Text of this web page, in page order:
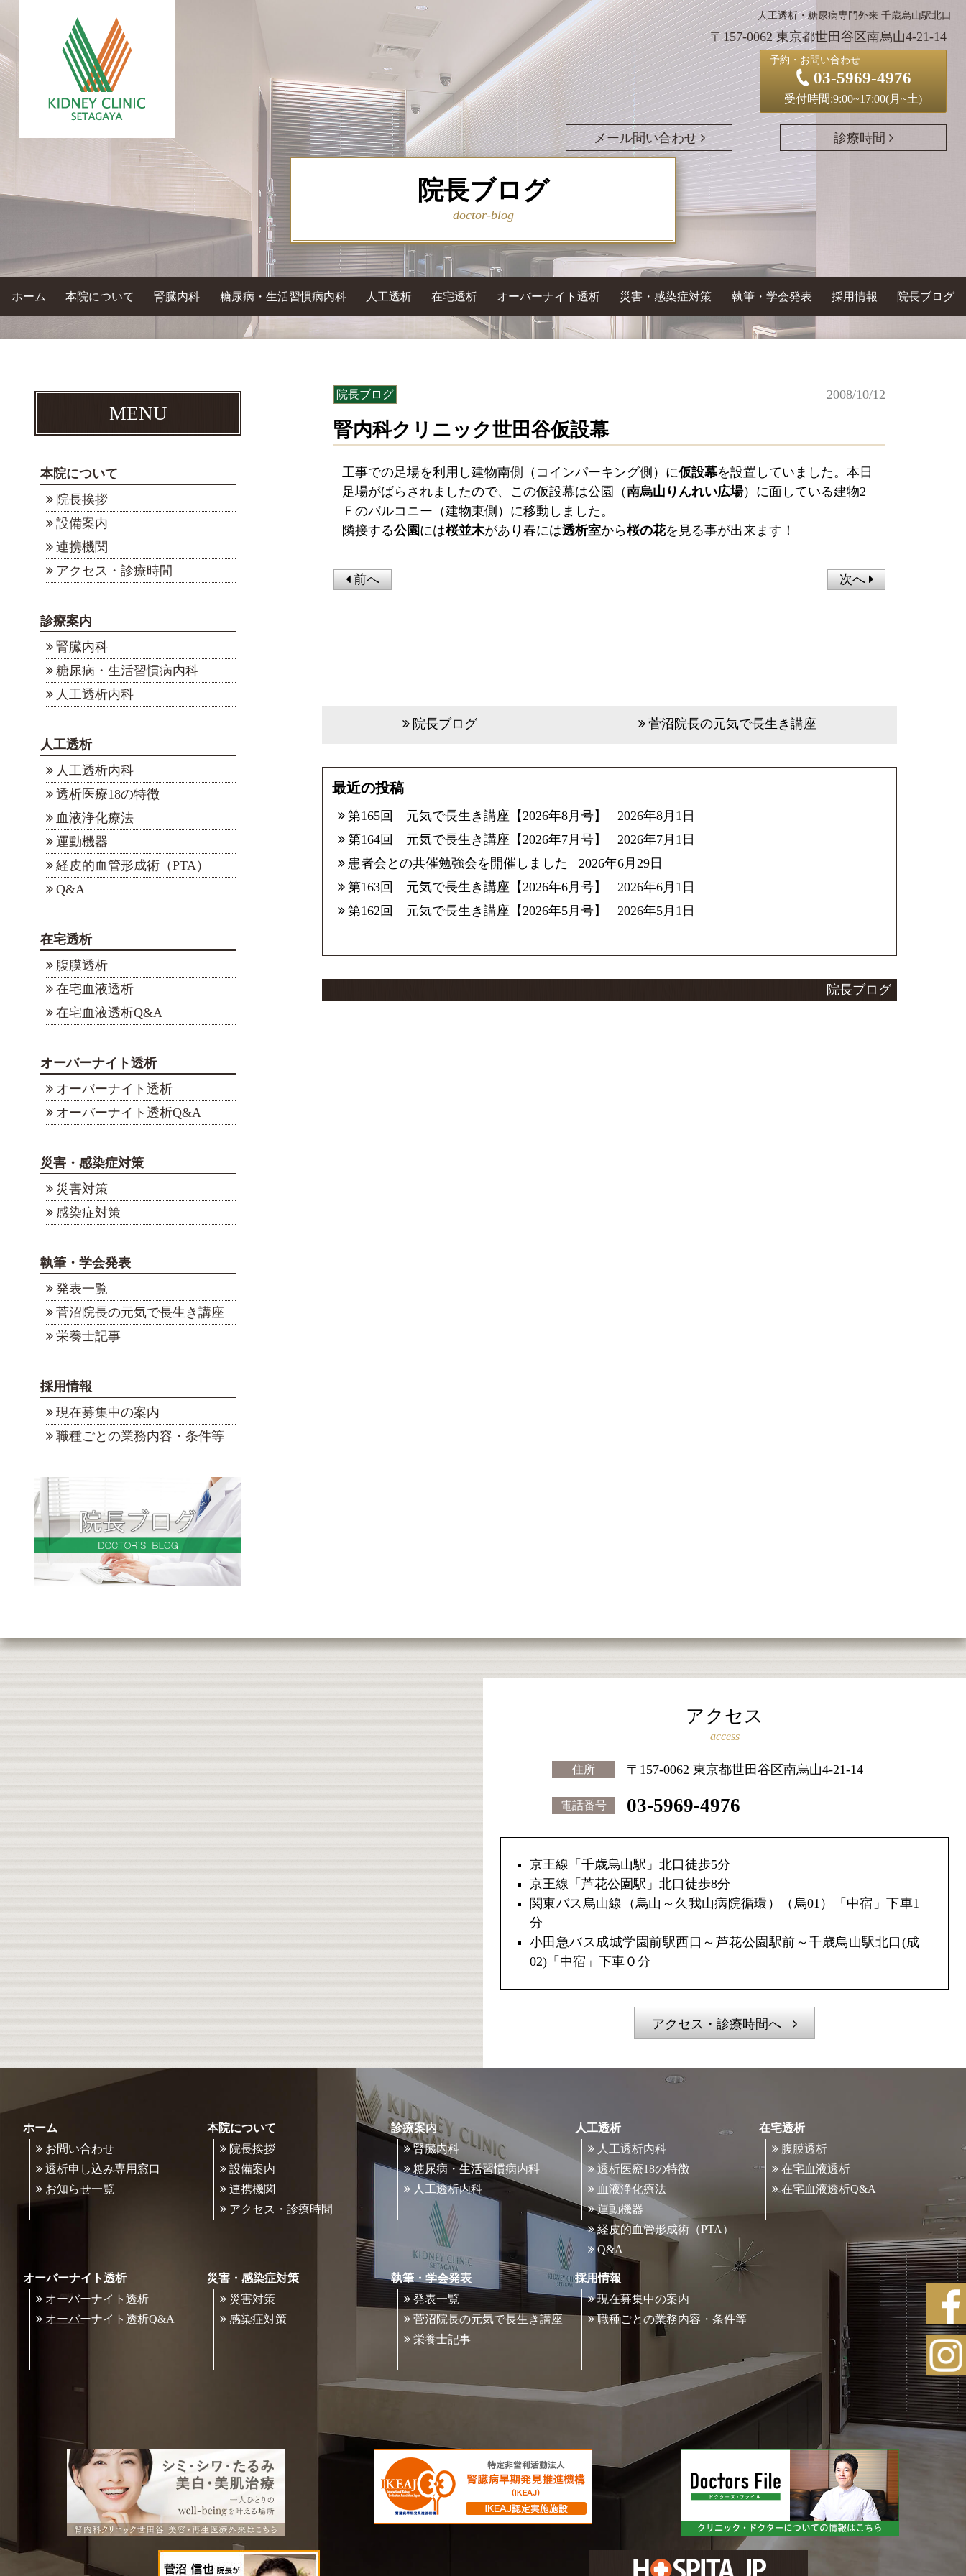
人工透析・糖尿病専門外来 千歳烏山駅北口
〒157-0062 東京都世田谷区南烏山4-21-14
予約・お問い合わせ
03-5969-4976
受付時間:9:00~17:00(月~土)
メール問い合わせ 診療時間
院長ブログ
doctor-blog
ホーム 本院について 腎臓内科 糖尿病・生活習慣病内科 人工透析 在宅透析 オーバーナイト透析 災害・感染症対策 執筆・学会発表 採用情報 院長ブログ
MENU
本院について
院長挨拶
設備案内
連携機関
アクセス・診療時間
診療案内
腎臓内科
糖尿病・生活習慣病内科
人工透析内科
人工透析
人工透析内科
透析医療18の特徴
血液浄化療法
運動機器
経皮的血管形成術（PTA）
Q&A
在宅透析
腹膜透析
在宅血液透析
在宅血液透析Q&A
オーバーナイト透析
オーバーナイト透析
オーバーナイト透析Q&A
災害・感染症対策
災害対策
感染症対策
執筆・学会発表
発表一覧
菅沼院長の元気で長生き講座
栄養士記事
採用情報
現在募集中の案内
職種ごとの業務内容・条件等
腎内科クリニック世田谷仮設幕
院長ブログ 2008/10/12
工事での足場を利用し建物南側（コインパーキング側）に仮設幕を設置していました。本日
足場がばらされましたので、この仮設幕は公園（南烏山りんれい広場）に面している建物2
Ｆのバルコニー（建物東側）に移動しました。
隣接する公園には桜並木があり春には透析室から桜の花を見る事が出来ます ！
前へ 次へ
菅沼院長の元気で長生き講座
院長ブログ
最近の投稿
第165回 元気で長生き講座【2026年8月号】
2026年8月1日
第164回 元気で長生き講座【2026年7月号】
2026年7月1日
患者会との共催勉強会を開催しました
2026年6月29日
第163回 元気で長生き講座【2026年6月号】
2026年6月1日
第162回 元気で長生き講座【2026年5月号】
2026年5月1日
院長ブログ
アクセス
access
住所 〒157-0062 東京都世田谷区南烏山4-21-14
電話番号 03-5969-4976
京王線「千歳烏山駅」北口徒歩5分
京王線「芦花公園駅」北口徒歩8分
関東バス烏山線（烏山～久我山病院循環）（烏01）「中宿」下車1
分
小田急バス成城学園前駅西口～芦花公園駅前～千歳烏山駅北口(成
02)「中宿」下車０分
アクセス・診療時間へ
ホーム
お問い合わせ
透析申し込み専用窓口
お知らせ一覧
本院について
院長挨拶
設備案内
連携機関
アクセス・診療時間
診療案内
腎臓内科
糖尿病・生活習慣病内科
人工透析内科
人工透析
人工透析内科
透析医療18の特徴
血液浄化療法
運動機器
経皮的血管形成術（PTA）
Q&A
在宅透析
腹膜透析
在宅血液透析
在宅血液透析Q&A
オーバーナイト透析
オーバーナイト透析
オーバーナイト透析Q&A
災害・感染症対策
災害対策
感染症対策
執筆・学会発表
発表一覧
菅沼院長の元気で長生き講座
栄養士記事
採用情報
現在募集中の案内
職種ごとの業務内容・条件等